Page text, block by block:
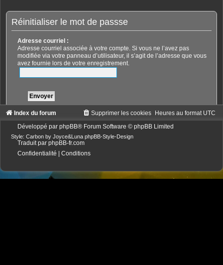
Réinitialiser le mot de passse
Adresse courriel :
Adresse courriel associée à votre compte. Si vous ne l’avez pas
modifiée via votre panneau d’utilisateur, il s’agit de l’adresse que vous
avez fournie lors de votre enregistrement.
Index du forum Heures au format UTC
Supprimer les cookies
Développé parphpBB® Forum Software © phpBB Limited
Style: Carbon by Joyce&Luna phpBB-Style-Design
Traduit parphpBB-fr.com
Confidentialité |Conditions